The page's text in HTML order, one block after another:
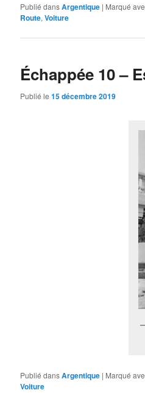
Publié dansArgentique | Marqué
Route, Voiture
Échappée 10 –
Publié le 15 décembre 2019
Publié dansArgentique | Marqué
Voiture